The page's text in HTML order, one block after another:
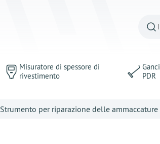
Misuratore di spessore di
rivestimento
Ganci
PDR
Strumento per riparazione delle ammaccature